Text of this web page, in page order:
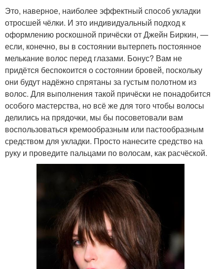
Это, наверное, наиболее эффектный способ укладки
отросшей чёлки. И это индивидуальный подход к
оформлению роскошной причёски от Джейн Биркин, —
если, конечно, вы в состоянии вытерпеть постоянное
мелькание волос перед глазами. Бонус? Вам не
придётся беспокоится о состоянии бровей, поскольку
они будут надёжно спрятаны за густым полотном из
волос. Для выполнения такой причёски не понадобится
особого мастерства, но всё же для того чтобы волосы
делились на прядочки, мы бы посоветовали вам
воспользоваться кремообразным или пастообразным
средством для укладки. Просто нанесите средство на
руку и проведите пальцами по волосам, как расчёской.